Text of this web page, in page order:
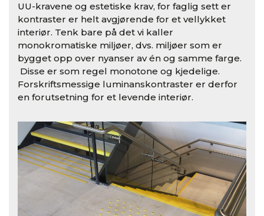
UU-kravene og estetiske krav, for faglig sett er
kontraster er helt avgjørende for et vellykket
interiør. Tenk bare på det vi kaller
monokromatiske miljøer, dvs. miljøer som er
bygget opp over nyanser av én og samme farge.
Disse er som regel monotone og kjedelige.
Forskriftsmessige luminanskontraster er derfor
en forutsetning for et levende interiør.